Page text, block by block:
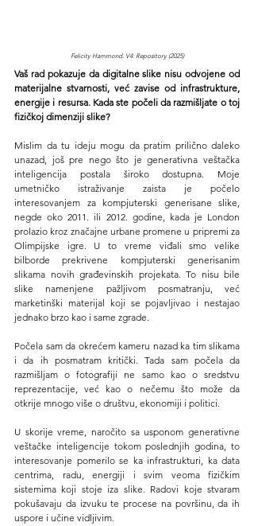
Felicity Hammond. V4: Repository (2025)
Vaš rad pokazuje da digitalne slike nisu odvojene od
materijalne stvarnosti, već zavise od infrastrukture,
energije i resursa. Kada ste počeli da razmišljate o toj
fizičkoj dimenziji slike?
Mislim da tu ideju mogu da pratim prilično daleko
unazad, još pre nego što je generativna veštačka
inteligencija postala široko dostupna. Moje
umetničko istraživanje zaista je počelo
interesovanjem za kompjuterski generisane slike,
negde oko 2011. ili 2012. godine, kada je London
prolazio kroz značajne urbane promene u pripremi za
Olimpijske igre. U to vreme viđali smo velike
bilborde prekrivene kompjuterski generisanim
slikama novih građevinskih projekata. To nisu bile
slike namenjene pažljivom posmatranju, već
marketinški materijal koji se pojavljivao i nestajao
jednako brzo kao i same zgrade.
Počela sam da okrećem kameru nazad ka tim slikama
i da ih posmatram kritički. Tada sam počela da
razmišljam o fotografiji ne samo kao o sredstvu
reprezentacije, već kao o nečemu što može da
otkrije mnogo više o društvu, ekonomiji i politici.
U skorije vreme, naročito sa usponom generativne
veštačke inteligencije tokom poslednjih godina, to
interesovanje pomerilo se ka infrastrukturi, ka data
centrima, radu, energiji i svim veoma fizičkim
sistemima koji stoje iza slike. Radovi koje stvaram
pokušavaju da izvuku te procese na površinu, da ih
uspore i učine vidljivim.